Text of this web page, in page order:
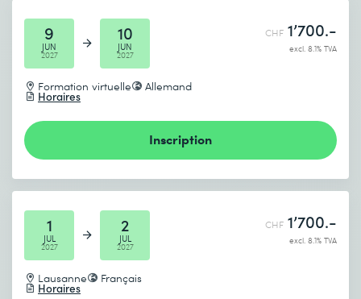
9
JUN
2027
10
JUN
2027
Formation virtuelle Allemand
Horaires
CHF 1’700.-
excl. 8.1% TVA
Inscription
1
JUL
2027
2
JUL
2027
Lausanne Français
Horaires
CHF 1’700.-
excl. 8.1% TVA